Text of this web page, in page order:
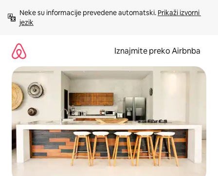
sadržaj
Neke su informacije prevedene automatski. Prikaži izvorni
jezik
Iznajmite preko Airbnba